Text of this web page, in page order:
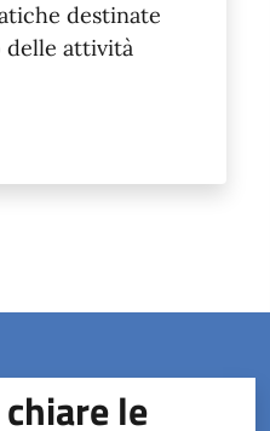
destinate
delle attività
le